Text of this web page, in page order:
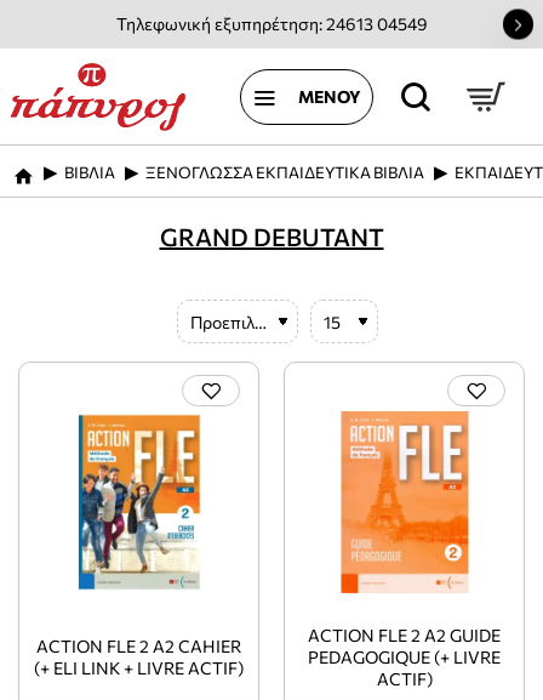
Τηλεφωνική εξυπηρέτηση: 24613 04549
home
ΒΙΒΛΙΑ ΞΕΝΟΓΛΩΣΣΑ ΕΚΠΑΙΔΕΥΤΙΚΑ ΒΙΒΛΙΑ
GRAND DEBUTANT
ACTION FLE 2 A2 CAHIER
(+ ELI LINK + LIVRE ACTIF)
ACTION FLE 2 A2 GUIDE
PEDAGOGIQUE (+ LIVRE
ACTIF)